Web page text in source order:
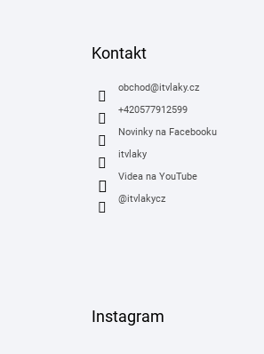
Kontakt
obchod@itvlaky.cz
+420577912599
Novinky na Facebooku
itvlaky
Videa na YouTube
@itvlakycz
Instagram